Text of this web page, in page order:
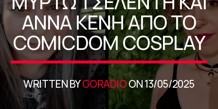
0:00
ΤΩΡΑ ΠΑΙΖΕΙ
HIKARI [BFZS]
ΆΝΝΑ ΚΈΝΗ ΑΠΌ ΤΟ
COMICDOM COSPLAY
WRITTEN BYGORADIOON 13/05/2025